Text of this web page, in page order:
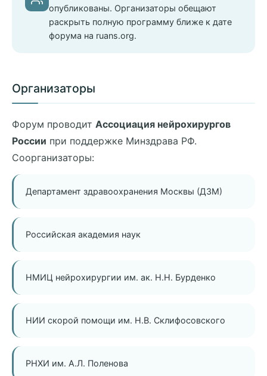
опубликованы. Организаторы обещают
раскрыть полную программу ближе к дате
форума на ruans.org.
Организаторы
Форум проводит Ассоциация нейрохирургов
России при поддержке Минздрава РФ.
Соорганизаторы:
Департамент здравоохранения Москвы (ДЗМ)
Российская академия наук
НМИЦ нейрохирургии им. ак. Н.Н. Бурденко
НИИ скорой помощи им. Н.В. Склифосовского
РНХИ им. А.Л. Поленова